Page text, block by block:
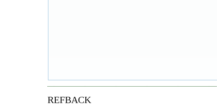
REFBACK